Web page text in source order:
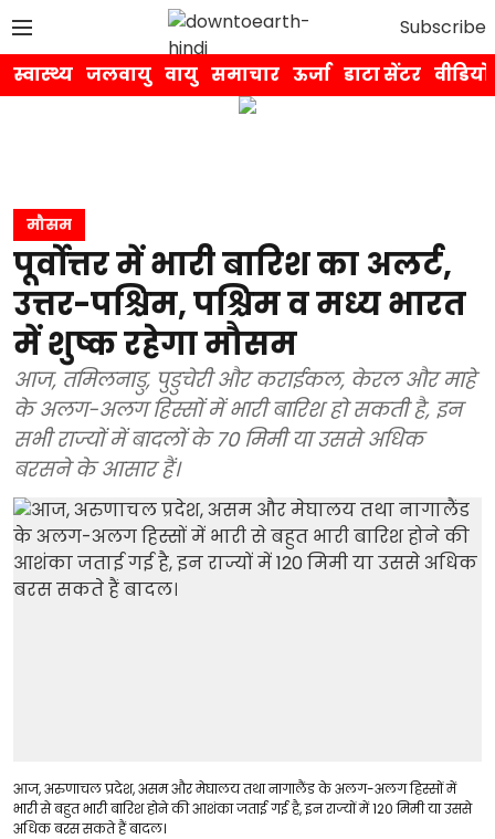
Subscribe
स्वास्थ्य जलवायु वायु समाचार ऊर्जा डाटा सेंटर वीडियो
मौसम
पूर्वोत्तर में भारी बारिश का अलर्ट,
उत्तर-पश्चिम, पश्चिम व मध्य भारत
में शुष्क रहेगा मौसम
आज, तमिलनाडु, पुडुचेरी और कराईकल, केरल और माहे
के अलग-अलग हिस्सों में भारी बारिश हो सकती है, इन
सभी राज्यों में बादलों के 70 मिमी या उससे अधिक
बरसने के आसार हैं।
आज, अरुणाचल प्रदेश, असम और मेघालय तथा नागालैंड के अलग-अलग हिस्सों में
भारी से बहुत भारी बारिश होने की आशंका जताई गई है, इन राज्यों में 120 मिमी या उससे
अधिक बरस सकते हैं बादल।